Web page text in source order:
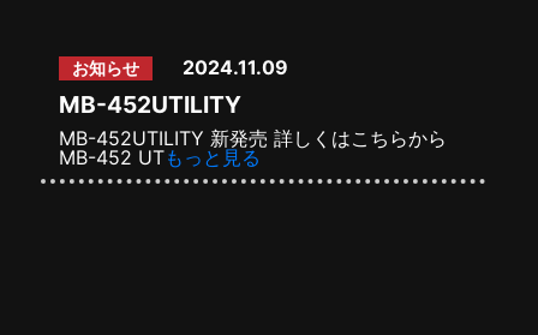
お知らせ 2024.11.09
MB-452UTILITY
MB-452UTILITY 新発売 詳しくはこちらから
MB-452 UTもっと見る